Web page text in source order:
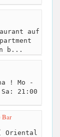
auf
b...
! Mo -
21:00
Bar
Oriental